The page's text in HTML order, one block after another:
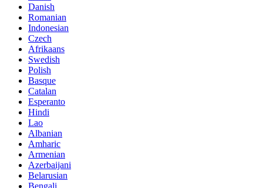
Danish
Romanian
Indonesian
Czech
Afrikaans
Swedish
Polish
Basque
Catalan
Esperanto
Hindi
Lao
Albanian
Amharic
Armenian
Azerbaijani
Belarusian
Bengali